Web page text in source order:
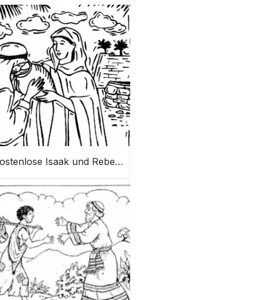
Kostenlose Isaak und Rebekka Bibel